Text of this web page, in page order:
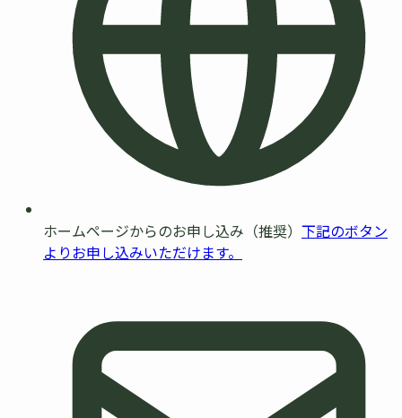
ホームページからのお申し込み（推奨） 下記のボタン
よりお申し込みいただけます。